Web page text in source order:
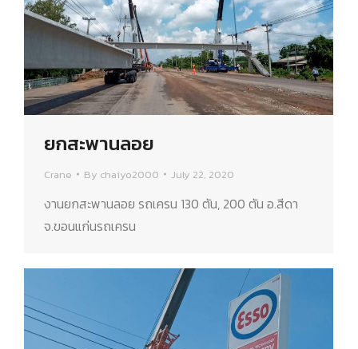
ยกสะพานลอย
Crane By chaiyo2000 July 22, 2020
งานยกสะพานลอย รถเครน 130 ตัน, 200 ตัน อ.สีดา
จ.ขอนแก่นรถเครน